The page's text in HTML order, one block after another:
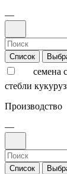
—
Список
семена
стебли
Производство
—
Список